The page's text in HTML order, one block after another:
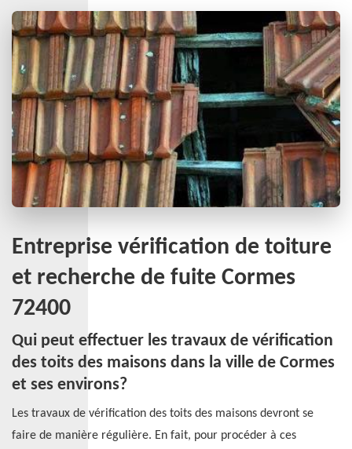
Entreprise vérification de toiture
et recherche de fuite Cormes
72400
Qui peut effectuer les travaux de vérification
des toits des maisons dans la ville de Cormes
et ses environs?
Les travaux de vérification des toits des maisons devront se
faire de manière régulière. En fait, pour procéder à ces